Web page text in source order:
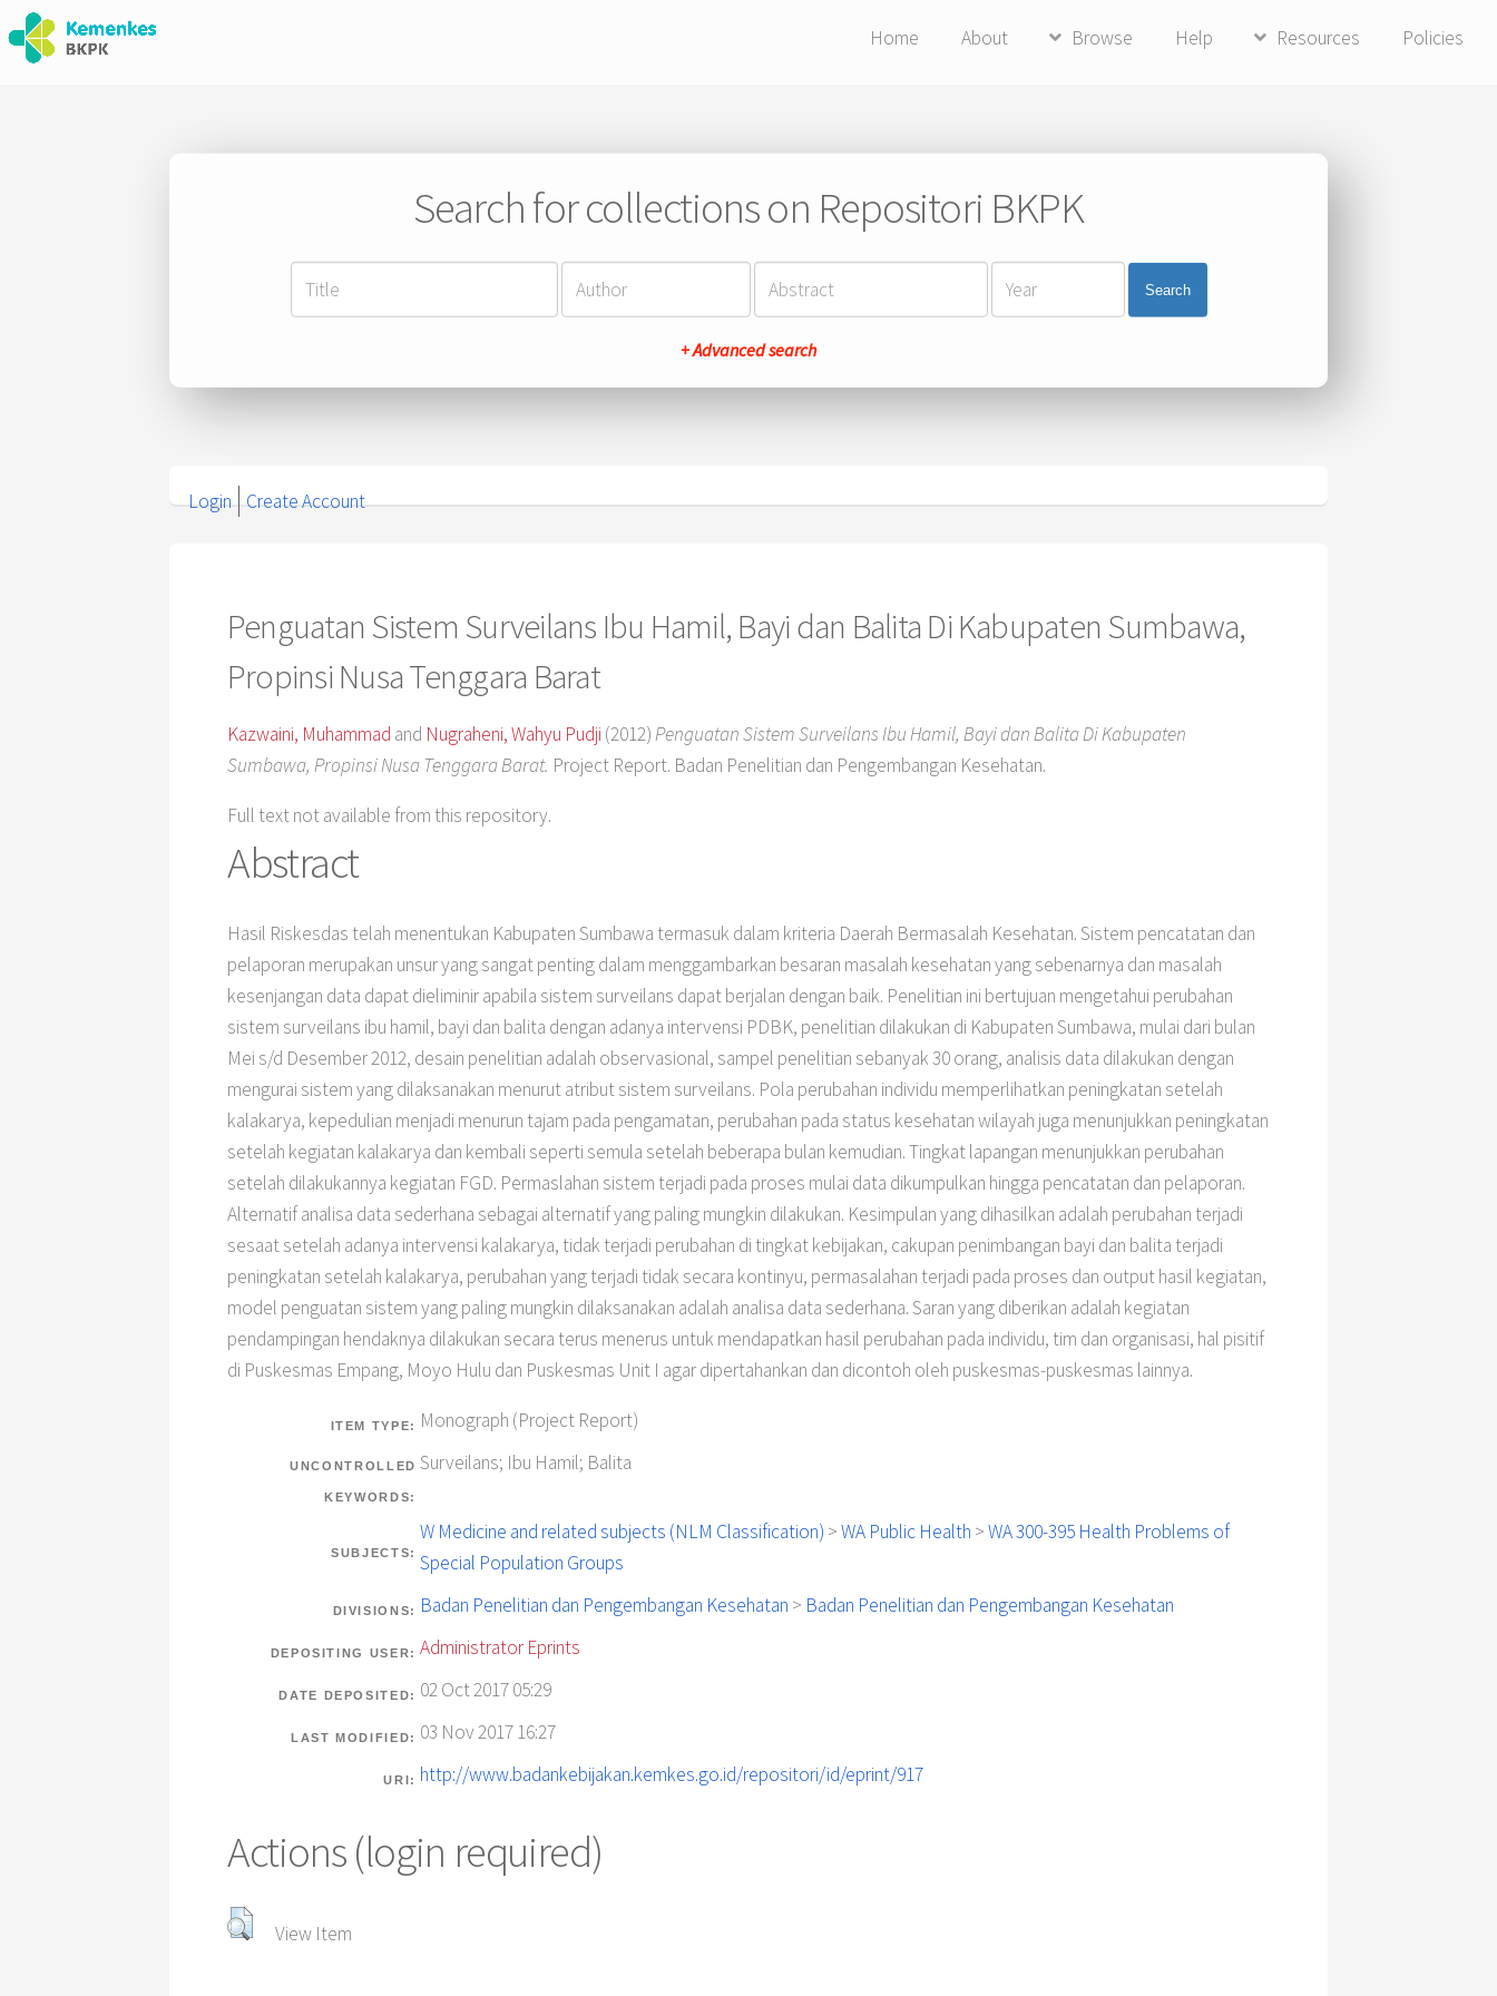
Home About Browse Help Resources Policies
Search for collections on Repositori BKPK
Search
+ Advanced search
Login Create Account
Penguatan Sistem Surveilans Ibu Hamil, Bayi dan Balita Di Kabupaten Sumbawa,
Propinsi Nusa Tenggara Barat
Kazwaini, Muhammad and Nugraheni, Wahyu Pudji (2012)Penguatan Sistem Surveilans Ibu Hamil, Bayi dan Balita Di Kabupaten
Sumbawa, Propinsi Nusa Tenggara Barat. Project Report. Badan Penelitian dan Pengembangan Kesehatan.
Full text not available from this repository.
Abstract
Hasil Riskesdas telah menentukan Kabupaten Sumbawa termasuk dalam kriteria Daerah Bermasalah Kesehatan. Sistem pencatatan dan
pelaporan merupakan unsur yang sangat penting dalam menggambarkan besaran masalah kesehatan yang sebenarnya dan masalah
kesenjangan data dapat dieliminir apabila sistem surveilans dapat berjalan dengan baik. Penelitian ini bertujuan mengetahui perubahan
sistem surveilans ibu hamil, bayi dan balita dengan adanya intervensi PDBK, penelitian dilakukan di Kabupaten Sumbawa, mulai dari bulan
Mei s/d Desember 2012, desain penelitian adalah observasional, sampel penelitian sebanyak 30 orang, analisis data dilakukan dengan
mengurai sistem yang dilaksanakan menurut atribut sistem surveilans. Pola perubahan individu memperlihatkan peningkatan setelah
kalakarya, kepedulian menjadi menurun tajam pada pengamatan, perubahan pada status kesehatan wilayah juga menunjukkan peningkatan
setelah kegiatan kalakarya dan kembali seperti semula setelah beberapa bulan kemudian. Tingkat lapangan menunjukkan perubahan
setelah dilakukannya kegiatan FGD. Permaslahan sistem terjadi pada proses mulai data dikumpulkan hingga pencatatan dan pelaporan.
Alternatif analisa data sederhana sebagai alternatif yang paling mungkin dilakukan. Kesimpulan yang dihasilkan adalah perubahan terjadi
sesaat setelah adanya intervensi kalakarya, tidak terjadi perubahan di tingkat kebijakan, cakupan penimbangan bayi dan balita terjadi
peningkatan setelah kalakarya, perubahan yang terjadi tidak secara kontinyu, permasalahan terjadi pada proses dan output hasil kegiatan,
model penguatan sistem yang paling mungkin dilaksanakan adalah analisa data sederhana. Saran yang diberikan adalah kegiatan
pendampingan hendaknya dilakukan secara terus menerus untuk mendapatkan hasil perubahan pada individu, tim dan organisasi, hal pisitif
di Puskesmas Empang, Moyo Hulu dan Puskesmas Unit I agar dipertahankan dan dicontoh oleh puskesmas-puskesmas lainnya.
ITEM TYPE: Monograph (Project Report)
UNCONTROLLED
KEYWORDS:
Surveilans; Ibu Hamil; Balita
SUBJECTS:
W Medicine and related subjects (NLM Classification) >WA Public Health >WA 300-395 Health Problems of
Special Population Groups
DIVISIONS: Badan Penelitian dan Pengembangan Kesehatan > Badan Penelitian dan Pengembangan Kesehatan
DEPOSITING USER: Administrator Eprints
DATE DEPOSITED: 02 Oct 2017 05:29
LAST MODIFIED: 03 Nov 2017 16:27
URI: http://www.badankebijakan.kemkes.go.id/repositori/id/eprint/917
Actions (login required)
View Item